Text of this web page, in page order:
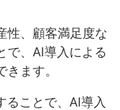
性、顧客満足度な
で、AI導入による
ます。
ることで、AI導入